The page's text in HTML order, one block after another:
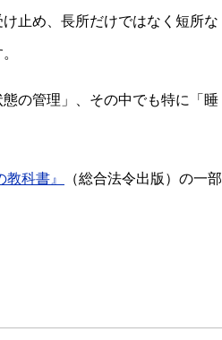
止め、長所だけではなく短所な
の管理」、その中でも特に「睡
科書』 （総合法令出版）の一部